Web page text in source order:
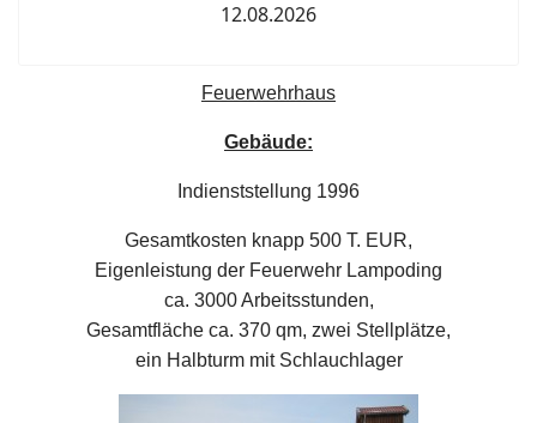
12.08.2026
Feuerwehrhaus
Gebäude:
Indienststellung 1996
Gesamtkosten knapp 500 T. EUR,
Eigenleistung der Feuerwehr Lampoding
ca. 3000 Arbeitsstunden,
Gesamtfläche ca. 370 qm, zwei Stellplätze,
ein Halbturm mit Schlauchlager